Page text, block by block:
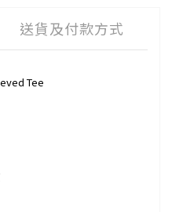
送貨及付款方式
Tee